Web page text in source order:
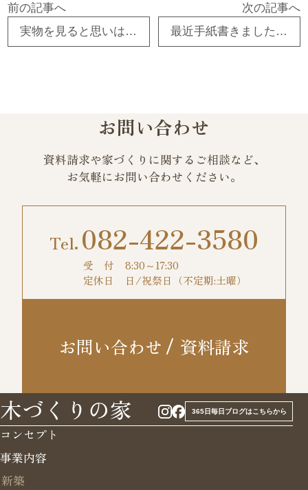
前の記事へ
実物を見ると思いは変わる！ 東広島市 工務店 注文住宅 古民家リフォーム
次の記事へ
最近手紙書きました？？ 東広島市 工務店 注文住宅 古民家リフォーム
お問い合わせ
資料請求や家づくりに関するご相談など、
お気軽にお問い合わせください。
082-422-3580
受 付
8:30～17:30
定休日
日/祝祭日（不定期:土曜）
お問い合わせ 資料請求
木づくりの家 365日毎日ブログはこちらから
コンセプト
事業内容
新築